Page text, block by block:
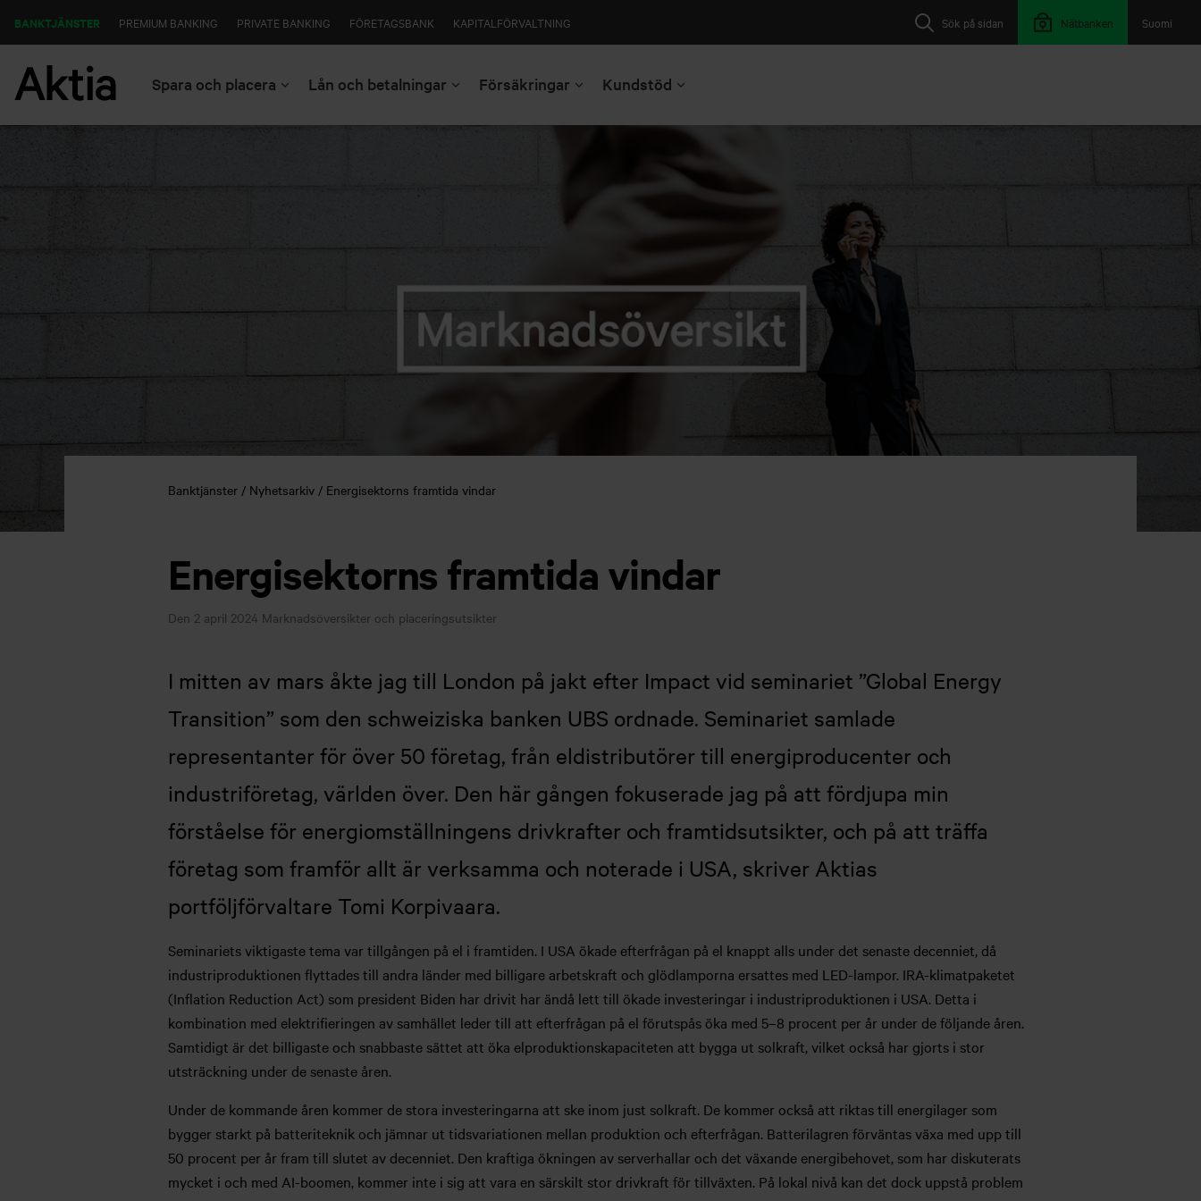
Suomi
Sök på sidan Nätbanken
BANKTJÄNSTER PREMIUM BANKING PRIVATE BANKING FÖRETAGSBANK KAPITALFÖRVALTNING
Spara och placera Lån och betalningar Försäkringar Kundstöd
Banktjänster Nyhetsarkiv Energisektorns framtida vindar
Energisektorns framtida vindar
Den 2 april 2024 Marknadsöversikter och placeringsutsikter
I mitten av mars åkte jag till London på jakt efter Impact vid seminariet ”Global Energy
Transition” som den schweiziska banken UBS ordnade. Seminariet samlade
representanter för över 50 företag, från eldistributörer till energiproducenter och
industriföretag, världen över. Den här gången fokuserade jag på att fördjupa min
förståelse för energiomställningens drivkrafter och framtidsutsikter, och på att träffa
företag som framför allt är verksamma och noterade i USA, skriver Aktias
portföljförvaltare Tomi Korpivaara.
Seminariets viktigaste tema var tillgången på el i framtiden. I USA ökade efterfrågan på el knappt alls under det senaste decenniet, då
industriproduktionen flyttades till andra länder med billigare arbetskraft och glödlamporna ersattes med LED-lampor. IRA-klimatpaketet
(Inflation Reduction Act) som president Biden har drivit har ändå lett till ökade investeringar i industriproduktionen i USA. Detta i
kombination med elektrifieringen av samhället leder till att efterfrågan på el förutspås öka med 5–8 procent per år under de följande åren.
Samtidigt är det billigaste och snabbaste sättet att öka elproduktionskapaciteten att bygga ut solkraft, vilket också har gjorts i stor
utsträckning under de senaste åren.
Under de kommande åren kommer de stora investeringarna att ske inom just solkraft. De kommer också att riktas till energilager som
bygger starkt på batteriteknik och jämnar ut tidsvariationen mellan produktion och efterfrågan. Batterilagren förväntas växa med upp till
50 procent per år fram till slutet av decenniet. Den kraftiga ökningen av serverhallar och det växande energibehovet, som har diskuterats
mycket i och med AI-boomen, kommer inte i sig att vara en särskilt stor drivkraft för tillväxten. På lokal nivå kan det dock uppstå problem